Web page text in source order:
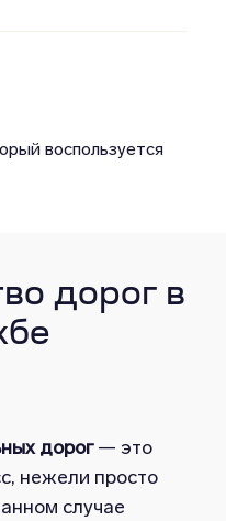
воспользуется
дорог в
дорог— это
нежели просто
случае